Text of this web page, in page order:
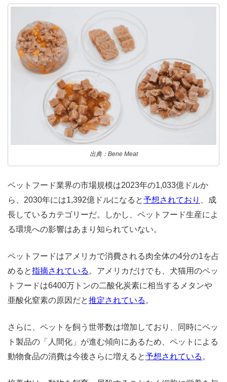
出典：Bene Meat
ペットフード業界の市場規模は2023年の1,033億ドルか
ら、2030年には1,392億ドルになると予想されており
、成
長しているカテゴリーだ。しかし、ペットフード生産によ
る環境への影響はあまり知られていない。
ペットフードはアメリカで消費される肉全体の4分の1を占
めると指摘されている 。アメリカだけでも、犬猫用のペッ
トフードは6400万トンの二酸化炭素に相当するメタンや
亜酸化窒素の原因だと推定されている 。
さらに、ペットを飼う世帯数は増加しており、同時にペッ
ト製品の「人間化」が進む傾向にあるため、ペットによる
動物食品の消費は今後さらに増えると予想されている 。